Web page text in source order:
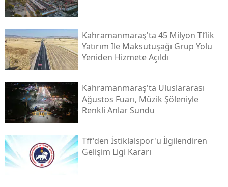
Kahramanmaraş'ta 45 Milyon Tl’lik
Yatırım Ile Maksutuşağı Grup Yolu
Yeniden Hizmete Açıldı
Kahramanmaraş'ta Uluslararası
Ağustos Fuarı, Müzik Şöleniyle
Renkli Anlar Sundu
Tff'den İstiklalspor'u İlgilendiren
Gelişim Ligi Kararı